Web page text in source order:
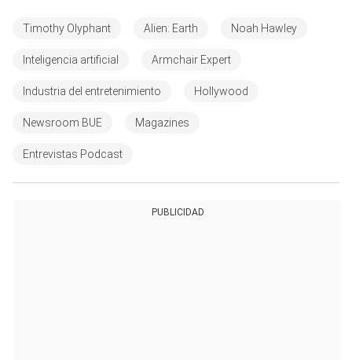
Timothy Olyphant Alien: Earth Noah Hawley
Inteligencia artificial Armchair Expert
Industria del entretenimiento Hollywood
Newsroom BUE Magazines
Entrevistas Podcast
PUBLICIDAD